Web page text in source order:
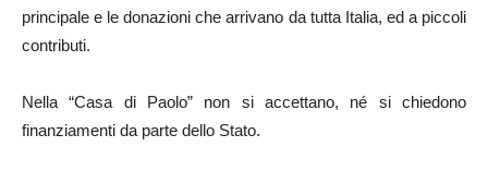
principale e le donazioni che arrivano da tutta Italia, ed a piccoli
contributi.
Nella “Casa di Paolo” non si accettano, né si chiedono
finanziamenti da parte dello Stato.